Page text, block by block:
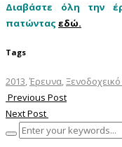
Διαβάστε όλη την
πατώντας εδώ.
Tags
2013 ,Έρευνα
Previous Post
Next Post